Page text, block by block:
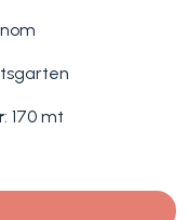
: 170 mt